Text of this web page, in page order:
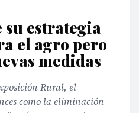
estrategia
el agro pero
medidas
Rural, el
como la eliminación